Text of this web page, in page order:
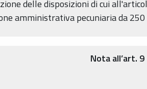
delle disposizioni di cui
amministrativa pecuniaria da 250
Nota all’art. 9